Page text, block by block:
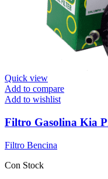
Quick view
Add to compare
Add to wishlist
Filtro Gasolina Kia
Filtro Bencina
Con Stock